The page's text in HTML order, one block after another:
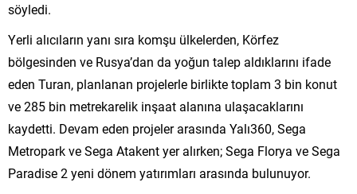
söyledi.
Yerli alıcıların yanı sıra komşu ülkelerden, Körfez
bölgesinden ve Rusya’dan da yoğun talep aldıklarını ifade
eden Turan, planlanan projelerle birlikte toplam 3 bin konut
ve 285 bin metrekarelik inşaat alanına ulaşacaklarını
kaydetti. Devam eden projeler arasında Yalı360, Sega
Metropark ve Sega Atakent yer alırken; Sega Florya ve Sega
Paradise 2 yeni dönem yatırımları arasında bulunuyor.